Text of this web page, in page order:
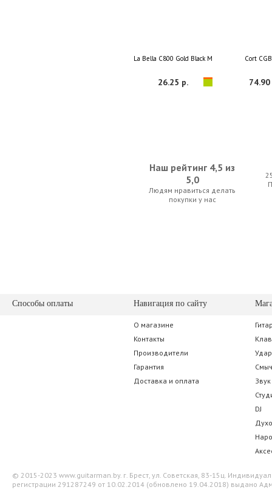
La Bella C800 Gold Black Medium
26.25 р.
Cort
74.90
Savarez 540CR New Cristal Classic Normal
D'Addario
20.30 р.
Наш рейтинг 4,5 из
5,0
Людям нравиться делать
покупки у нас
Способы оплаты Навигация по сайту
О магазине
Контакты
Производители
Гарантия
Доставка и оплата
Звук
DJ
© 2015-2023 www.guitarman.by. г. Брест, ул. Советская, 83-15ц.
регистрации 291287249 от 10.02.2014 (обновлено 19.04.2018) выдано